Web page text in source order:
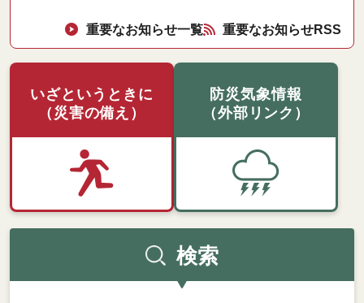
重要なお知らせ一覧 重要なお知らせRSS
いざというときに
（災害の備え）
防災気象情報
（外部リンク）
検索